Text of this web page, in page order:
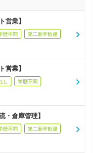
営業】
歴不問 第二新卒歓迎
営業】
し 学歴不問
・倉庫管理】
歴不問 第二新卒歓迎